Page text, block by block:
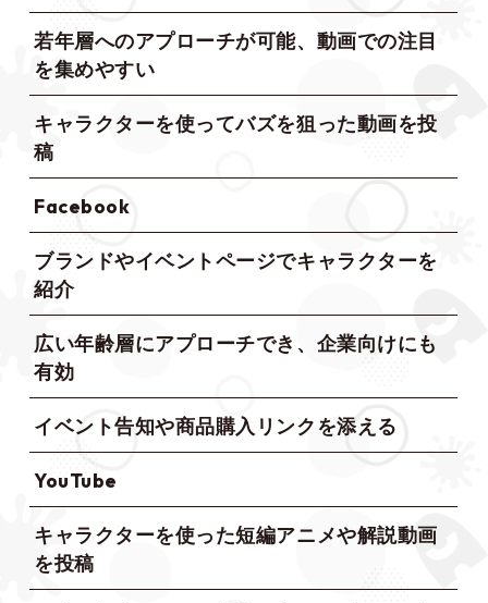
若年層へのアプローチが可能、動画での注目
を集めやすい
キャラクターを使ってバズを狙った動画を投
稿
Facebook
ブランドやイベントページでキャラクターを
紹介
広い年齢層にアプローチでき、企業向けにも
有効
イベント告知や商品購入リンクを添える
YouTube
キャラクターを使った短編アニメや解説動画
を投稿